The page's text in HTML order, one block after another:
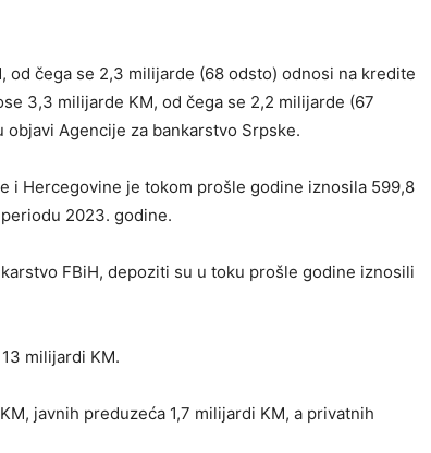
čega se 2,3 milijarde (68 odsto) odnosi na kredite
3,3 milijarde KM, od čega se 2,2 milijarde (67
Agencije za bankarstvo Srpske.
i Hercegovine je tokom prošle godine iznosila 599,8
2023. godine.
FBiH, depoziti su u toku prošle godine iznosili
milijardi KM.
javnih preduzeća 1,7 milijardi KM, a privatnih